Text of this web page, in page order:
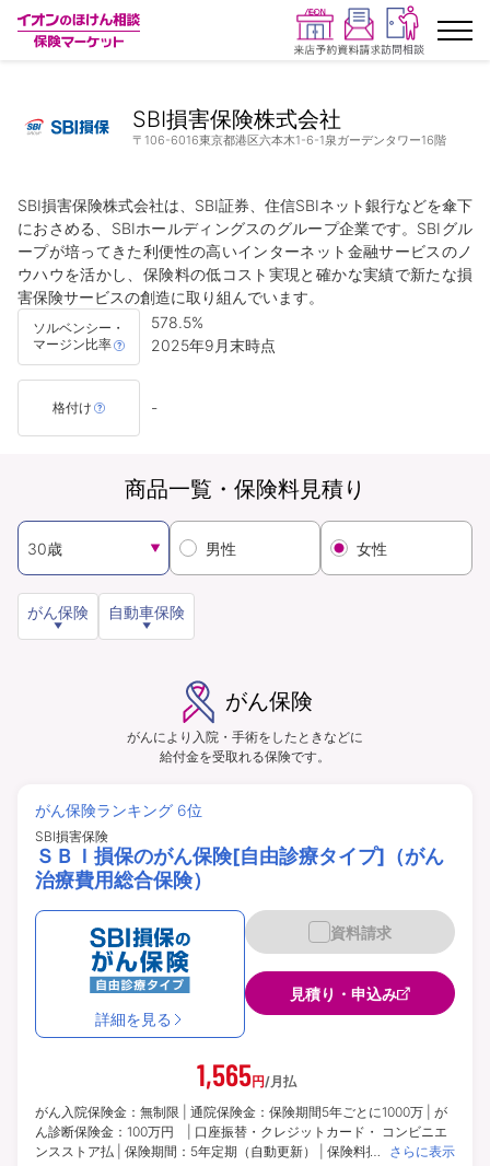
ランキングから探す
保険会社から探す
イオンカード会員さま専用保険
キャンペーン一覧
資料請求
（無料）
訪問相談
（無料）
イオンカード会員さま専用保険
SBI損害保険株式会社
〒106-6016東京都港区六本木1-6-1泉ガーデンタワー16階
SBI損害保険株式会社は、SBI証券、住信SBIネット銀行などを傘下
におさめる、SBIホールディングスのグループ企業です。SBIグル
ープが培ってきた利便性の高いインターネット金融サービスのノ
ウハウを活かし、保険料の低コスト実現と確かな実績で新たな損
害保険サービスの創造に取り組んでいます。
ソルベンシー・
マージン比率
578.5%
2025年9月末時点
格付け -
商品一覧・保険料見積り
男性 女性
がん保険 自動車保険
がん保険
がんにより入院・手術をしたときなどに
給付金を受取れる保険です。
がん保険ランキング 6位
SBI損害保険
ＳＢＩ損保のがん保険[自由診療タイプ]（がん
治療費用総合保険）
詳細を見る
資料請求
見積り・申込み
1,565円/月払
がん入院保険金：無制限 | 通院保険金：保険期間5年ごとに1000万 | が
ん診断保険金：100万円 | 口座振替・クレジットカード・ コンビニエ
ンスストア払 | 保険期間：5年定期（自動更新） | 保険料払込期間：5年
さらに表示